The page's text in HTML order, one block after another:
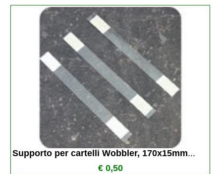
Supporto per cartelli Wobbler, 170x15mm...
€ 0,50